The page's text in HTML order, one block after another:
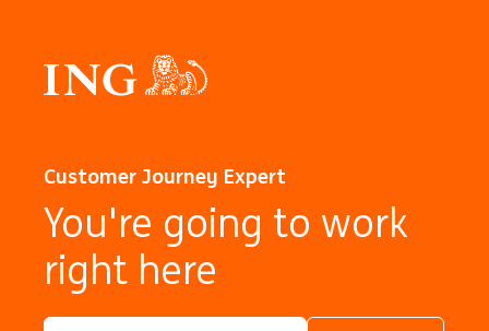
Customer Journey Expert
You're going to work
right here